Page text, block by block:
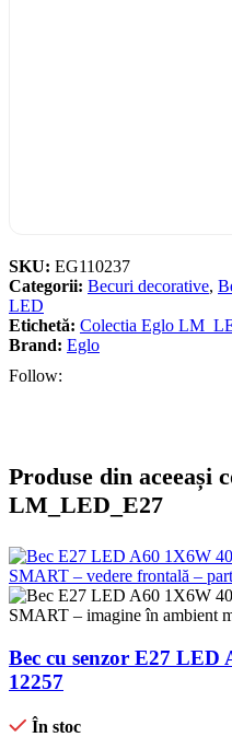
SKU: EG110237
Categorii: Becuri decorative,
LED
Etichetă: Colectia Eglo
Brand: Eglo
Follow:
Produse din aceeași
LM_LED_E27
Bec cu senzor E27
12257
În stoc